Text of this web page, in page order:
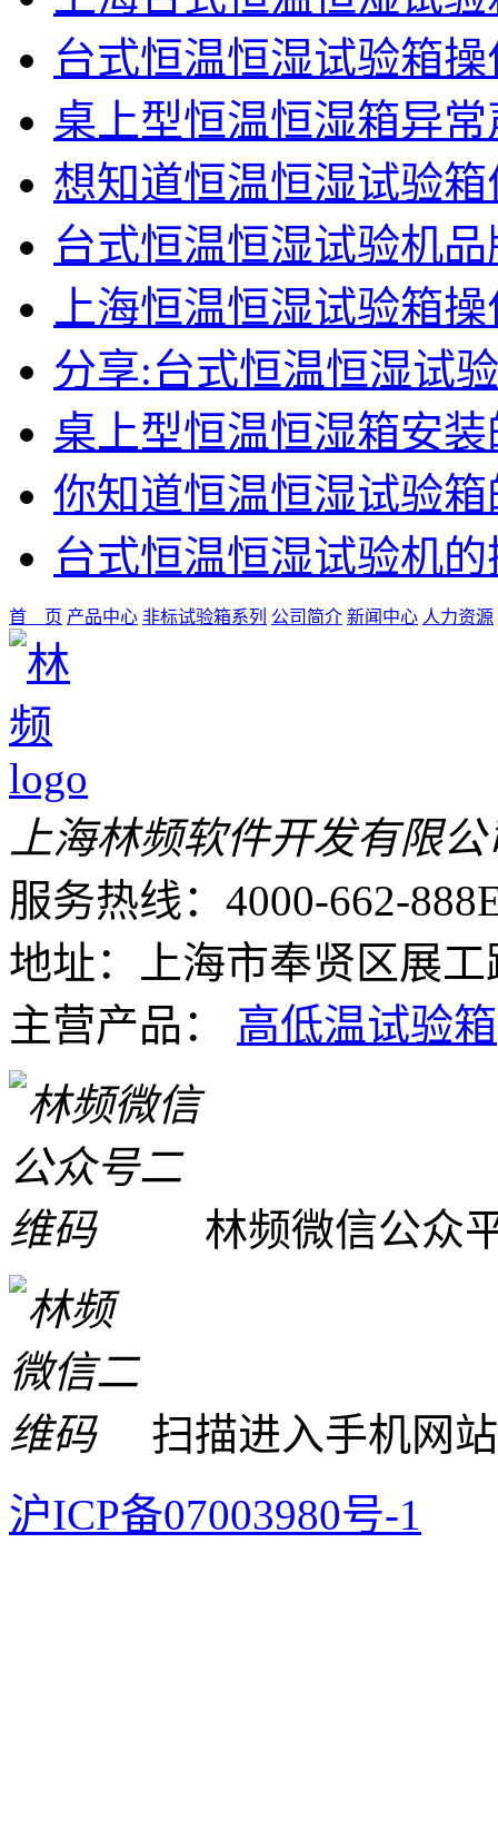
台式恒温恒湿试验箱
桌上型恒温恒湿箱异
想知道恒温恒湿试验
台式恒温恒湿试验机
上海恒温恒湿试验箱
分享:台式恒温恒湿试
桌上型恒温恒湿箱安
你知道恒温恒湿试验
台式恒温恒湿试验机
首 页 产品中心 非标试验箱系列 公司简介 新闻中心 人力资源
上海林频软件开发有限公
服务热线：4000-662-888
地址：上海市奉贤区展工
主营产品： 高低温试验箱
林频微信公众
扫描进入手机网
沪ICP备07003980号-1